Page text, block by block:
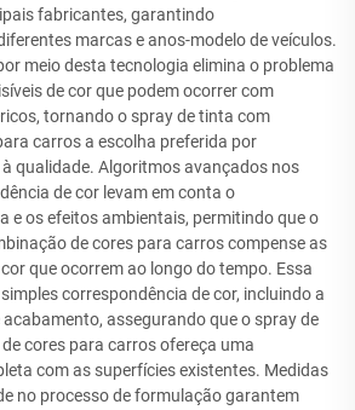
fabricantes, garantindo
marcas e anos-modelo de veículos.
meio desta tecnologia elimina o problema
de cor que podem ocorrer com
tornando o spray de tinta com
carros a escolha preferida por
qualidade. Algoritmos avançados nos
de cor levam em conta o
e os efeitos ambientais, permitindo que o
de cores para carros compense as
que ocorrem ao longo do tempo. Essa
correspondência de cor, incluindo a
assegurando que o spray de
cores para carros ofereça uma
com as superfícies existentes. Medidas
no processo de formulação garantem